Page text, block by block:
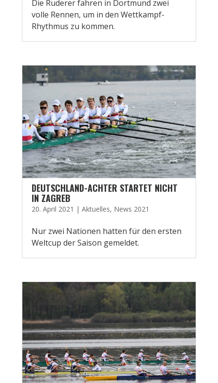
Die Ruderer fahren in Dortmund zwei
volle Rennen, um in den Wettkampf-
Rhythmus zu kommen.
DEUTSCHLAND-ACHTER STARTET NICHT
IN ZAGREB
20. April 2021 | Aktuelles, News 2021
Nur zwei Nationen hatten für den ersten
Weltcup der Saison gemeldet.